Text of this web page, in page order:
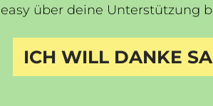
easy über deine Unterstützung
ICH WILL DANKE